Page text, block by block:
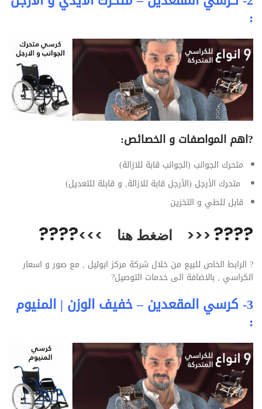
:
?اهم المواصفات و الخصائص:
متحرك الجوانب (الجوانب قابة للازالة)
متحرك الأرجل (الأرجل قابة للازالة, و قابلة للتعديل)
قابل للطي و التخزين
??
??
<<< اضغط هنا >>>
??
??
? الرابط الخاص للبيع من خلال شركة مركز ابوليل , مع صور و اسعار
الكراسي , بالاضافة الى خدمات التوصيل?
3- كرسي المقعدين – خفيف الوزن | المنيوم
: